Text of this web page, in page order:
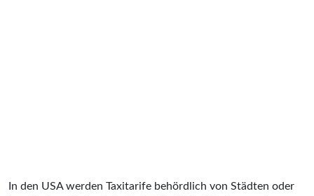
In den USA werden Taxitarife behördlich von Städten oder